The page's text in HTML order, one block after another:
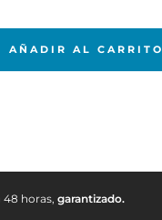
AÑADIR AL CARRITO
48 horas, garantizado.